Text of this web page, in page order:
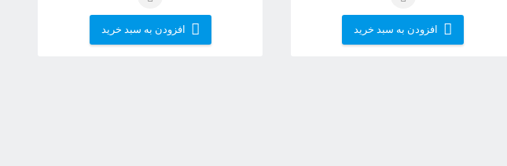
افزودن به سبد خرید افزودن به سبد خرید